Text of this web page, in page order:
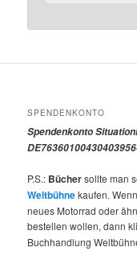
SPENDENKONTO
Spendenkonto
P.S.: Büchersollte man
Weltbühnekaufen.
neues Motorrad oder
bestellen wollen, dann
Buchhandlung